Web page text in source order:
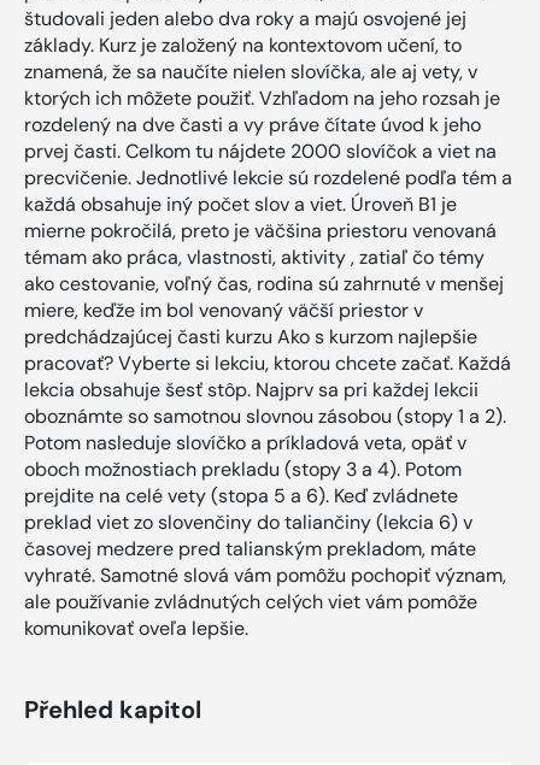
študovali jeden alebo dva roky a majú osvojené jej
základy. Kurz je založený na kontextovom učení, to
znamená, že sa naučíte nielen slovíčka, ale aj vety, v
ktorých ich môžete použiť. Vzhľadom na jeho rozsah je
rozdelený na dve časti a vy práve čítate úvod k jeho
prvej časti. Celkom tu nájdete 2000 slovíčok a viet na
precvičenie. Jednotlivé lekcie sú rozdelené podľa tém a
každá obsahuje iný počet slov a viet. Úroveň B1 je
mierne pokročilá, preto je väčšina priestoru venovaná
témam ako práca, vlastnosti, aktivity , zatiaľ čo témy
ako cestovanie, voľný čas, rodina sú zahrnuté v menšej
miere, keďže im bol venovaný väčší priestor v
predchádzajúcej časti kurzu Ako s kurzom najlepšie
pracovať? Vyberte si lekciu, ktorou chcete začať. Každá
lekcia obsahuje šesť stôp. Najprv sa pri každej lekcii
oboznámte so samotnou slovnou zásobou (stopy 1 a 2).
Potom nasleduje slovíčko a príkladová veta, opäť v
oboch možnostiach prekladu (stopy 3 a 4). Potom
prejdite na celé vety (stopa 5 a 6). Keď zvládnete
preklad viet zo slovenčiny do taliančiny (lekcia 6) v
časovej medzere pred talianským prekladom, máte
vyhraté. Samotné slová vám pomôžu pochopiť význam,
ale používanie zvládnutých celých viet vám pomôže
komunikovať oveľa lepšie.
Přehled kapitol